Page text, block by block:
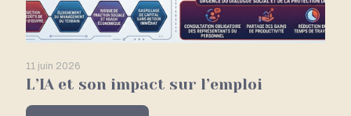
11 juin 2026
L’IA et son impact sur l’emploi